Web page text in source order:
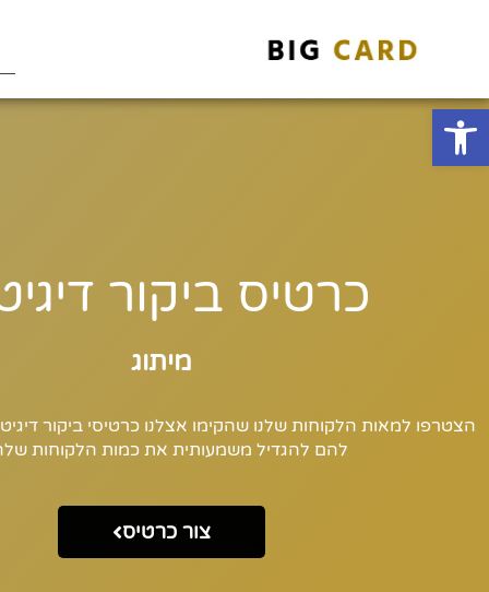
Open toolbar
כרטיס ביקור
וג | עיצ
הצטרפו למאות הלקוחות שלנו שהקימו אצלנו כרטיסי ביקור
להם להגדיל משמעותית את כמות הלקוחות
צור כרטיס